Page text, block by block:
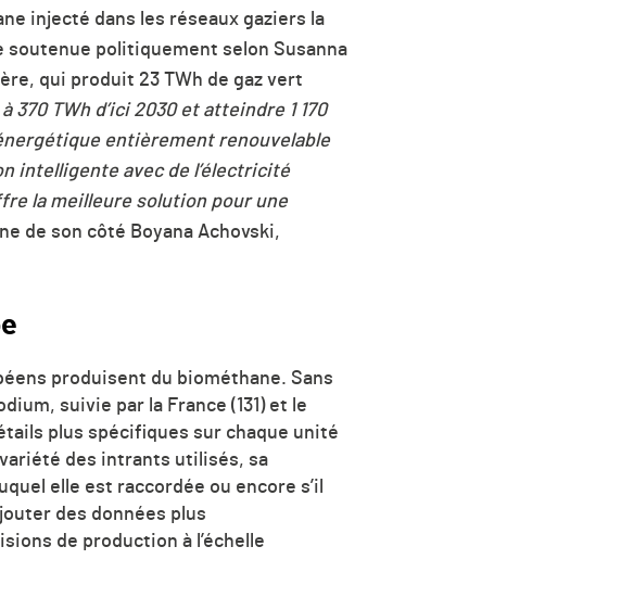
injecté dans les réseaux gaziers la
politiquement selon Susanna
qui produit 23 TWh de gaz vert
TWh d’ici 2030 et atteindre 1 170
entièrement renouvelable
intelligente avec de l’électricité
la meilleure solution pour une
de son côté Boyana Achovski,
produisent du biométhane. Sans
suivie par la France (131) et le
plus spécifiques sur chaque unité
des intrants utilisés, sa
elle est raccordée ou encore s’il
des données plus
de production à l’échelle